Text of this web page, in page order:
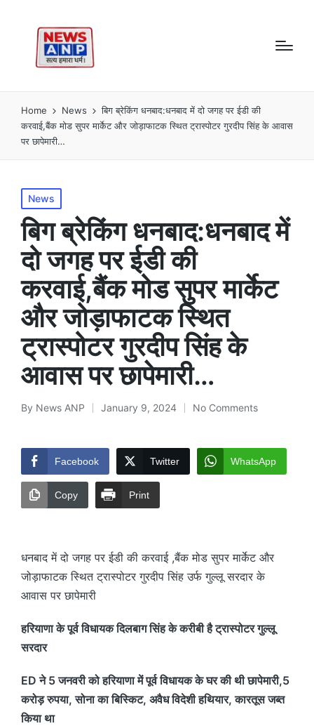
Home News
बिग ब्रेकिंग धनबाद:धनबाद में दो जगह पर ईडी की
करवाई,बैंक मोड सुपर मार्केट और जोड़ाफाटक स्थित ट्रास्पोटर गुरदीप सिंह के आवास
पर छापेमारी…
Posted
in
News
बिग ब्रेकिंग धनबाद:धनबाद में
दो जगह पर ईडी की
करवाई,बैंक मोड सुपर मार्केट
और जोड़ाफाटक स्थित
ट्रास्पोटर गुरदीप सिंह के
आवास पर छापेमारी…
Posted
By News ANP January 9, 2024 No Comments
Facebook Twitter WhatsApp
Copy Print
धनबाद में दो जगह पर ईडी की करवाई ,बैंक मोड सुपर मार्केट और
जोड़ाफाटक स्थित ट्रास्पोटर गुरदीप सिंह उर्फ गुल्लू सरदार के
आवास पर छापेमारी
हरियाणा के पूर्व विधायक दिलबाग सिंह के करीबी है ट्रास्पोटर गुल्लू
सरदार
ED ने 5 जनवरी को हरियाणा में पूर्व विधायक के घर की थी छापेमारी,5
करोड़ रुपया, सोना का बिस्किट, अवैध विदेशी हथियार, कारतूस जब्त
किया था